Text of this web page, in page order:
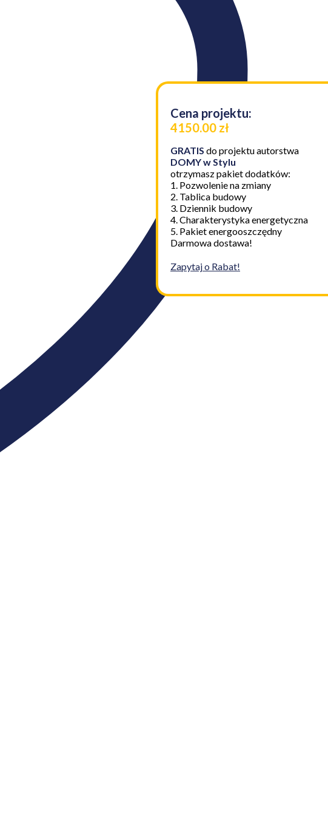
Cena projektu:
4150.00 zł
GRATIS do projektu autorstwa
DOMY w Stylu
otrzymasz pakiet dodatków:
1. Pozwolenie na zmiany
2. Tablica budowy
3. Dziennik budowy
4. Charakterystyka energetyczna
5. Pakiet energooszczędny
Darmowa dostawa!
Zapytaj o Rabat!